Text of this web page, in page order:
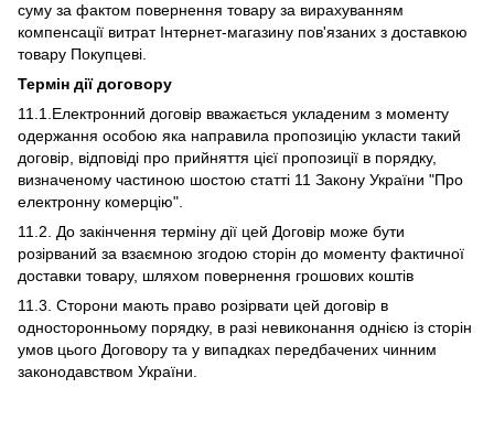
суму за фактом повернення товару за вирахуванням
компенсації витрат Інтернет-магазину пов'язаних з доставкою
товару Покупцеві.
Термін дії договору
11.1.Електронний договір вважається укладеним з моменту
одержання особою яка направила пропозицію укласти такий
договір, відповіді про прийняття цієї пропозиції в порядку,
визначеному частиною шостою статті 11 Закону України "Про
електронну комерцію".
11.2. До закінчення терміну дії цей Договір може бути
розірваний за взаємною згодою сторін до моменту фактичної
доставки товару, шляхом повернення грошових коштів
11.3. Сторони мають право розірвати цей договір в
односторонньому порядку, в разі невиконання однією із сторін
умов цього Договору та у випадках передбачених чинним
законодавством України.